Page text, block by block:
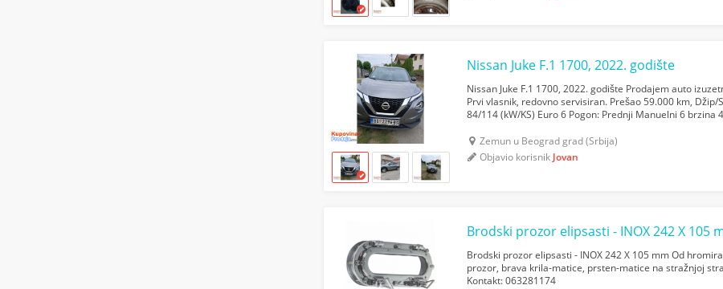
Nissan Juke F.1 1700, 2022. godište
Nissan Juke F.1 1700, 2022. godište Prodajem auto
Prvi vlasnik, redovno servisiran. Prešao 59.000 km, Džip/
84/114 (kW/KS) Euro 6 Pogon: Prednji Manuelni 6 brzina
Zemun u Beograd grad (Srbija)
Objavio korisnik Jovan
Brodski prozor elipsasti - INOX 242 X 105
Brodski prozor elipsasti - INOX 242 X 105 mm Od
prozor, brava krila-matice, prsten-matice na stražnjoj
Kontakt: 063281174